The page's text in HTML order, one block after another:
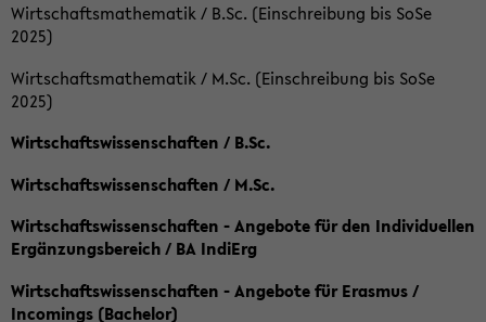
Wirtschaftsmathematik / B.Sc. (Einschreibung bis SoSe
2025)
Wirtschaftsmathematik / M.Sc. (Einschreibung bis SoSe
2025)
Wirtschaftswissenschaften / B.Sc.
Wirtschaftswissenschaften / M.Sc.
Wirtschaftswissenschaften - Angebote für den Individuellen
Ergänzungsbereich / BA IndiErg
Wirtschaftswissenschaften - Angebote für Erasmus /
Incomings (Bachelor)